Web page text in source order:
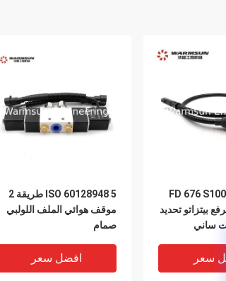
ISO 60128948 5 طريقة 2
موقف هوائي الملف اللولبي
صمام
افضل سعر
13503713 FD 676
بيتزاتو تحديد
ساني
سعر